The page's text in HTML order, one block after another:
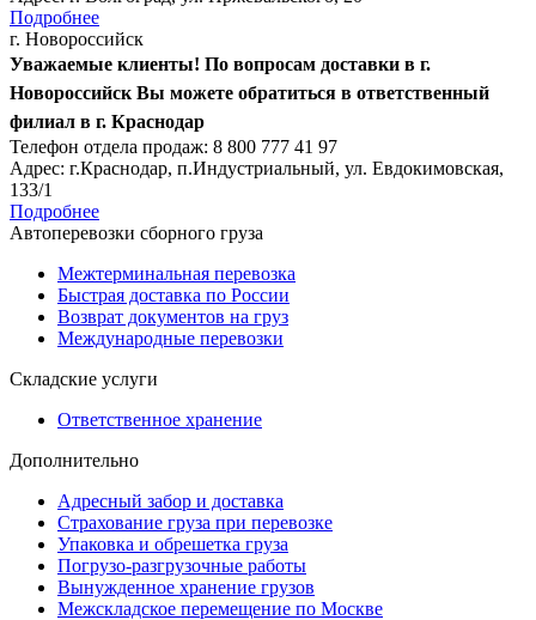
Подробнее
г. Новороссийск
Уважаемые клиенты! По вопросам доставки в г.
Новороссийск Вы можете обратиться в ответственный
филиал в г. Краснодар
Телефон отдела продаж: 8 800 777 41 97
Адрес: г.Краснодар, п.Индустриальный, ул. Евдокимовская,
133/1
Подробнее
Автоперевозки сборного груза
Межтерминальная перевозка
Быстрая доставка по России
Возврат документов на груз
Международные перевозки
Складские услуги
Ответственное хранение
Дополнительно
Адресный забор и доставка
Страхование груза при перевозке
Упаковка и обрешетка груза
Погрузо-разгрузочные работы
Вынужденное хранение грузов
Межскладское перемещение по Москве